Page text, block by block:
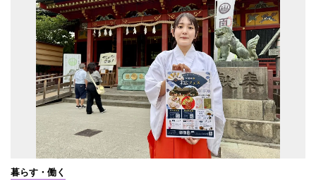
暮らす・働く